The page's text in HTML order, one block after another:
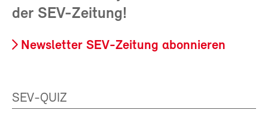
der SEV-Zeitung!
Newsletter SEV-Zeitung abonnieren
SEV-QUIZ